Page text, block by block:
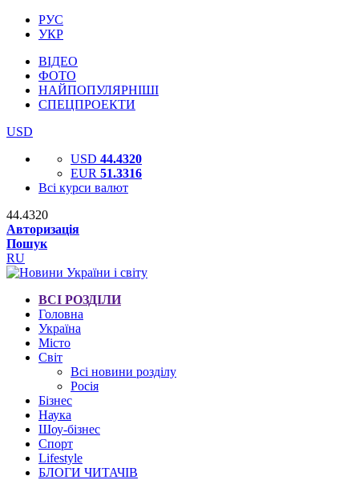
РУС
УКР
ВІДЕО
ФОТО
НАЙПОПУЛЯРНІШІ
СПЕЦПРОЕКТИ
USD
USD 44.4320
EUR 51.3316
Всі курси валют
44.4320
Авторизація
Пошук
RU
ВСІ РОЗДІЛИ
Головна
Україна
Місто
Світ
Всі новини розділу
Росія
Бізнес
Наука
Шоу-бізнес
Спорт
Lifestyle
БЛОГИ ЧИТАЧІВ